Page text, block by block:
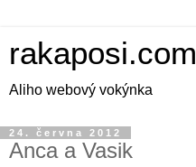
rakaposi.com
Aliho webový vokýnka
24. června 2012
Anca a Vasik